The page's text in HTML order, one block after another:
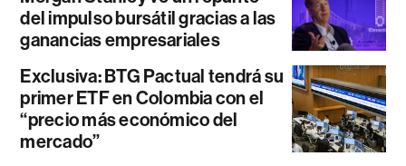
del impulso bursátil gracias a las
ganancias empresariales
Exclusiva: BTG Pactual tendrá su
primer ETF en Colombia con el
“precio más económico del
mercado”